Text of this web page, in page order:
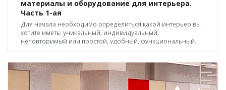
материалы и оборудование для интерьера.
Часть 1-ая
Для начала необходимо определиться какой интерьер вы
хотите иметь: уникальный, индивидуальный,
неповторимый или простой, удобный, функциональный.